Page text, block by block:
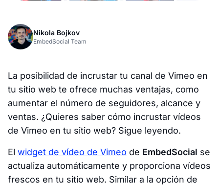
Nikola Bojkov
EmbedSocial Team
La posibilidad de incrustar tu canal de Vimeo en
tu sitio web te ofrece muchas ventajas, como
aumentar el número de seguidores, alcance y
ventas. ¿Quieres saber cómo incrustar vídeos
de Vimeo en tu sitio web? Sigue leyendo.
El widget de vídeo de Vimeo de EmbedSocial se
actualiza automáticamente y proporciona vídeos
frescos en tu sitio web. Similar a la opción de